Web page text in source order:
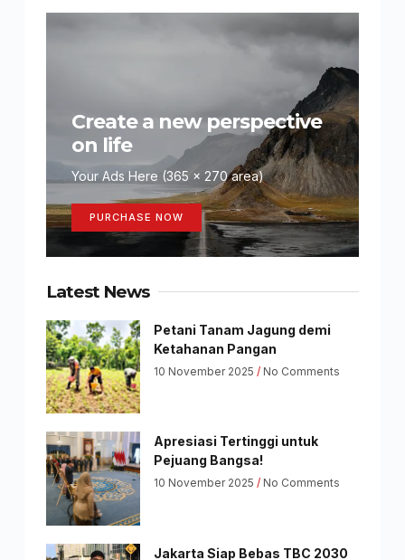
Create a new perspective
on life
Your Ads Here (365 x 270 area)
PURCHASE NOW
Latest News
Petani Tanam Jagung demi
Ketahanan Pangan
10 November 2025 No Comments
Apresiasi Tertinggi untuk
Pejuang Bangsa!
10 November 2025 No Comments
Jakarta Siap Bebas TBC 2030